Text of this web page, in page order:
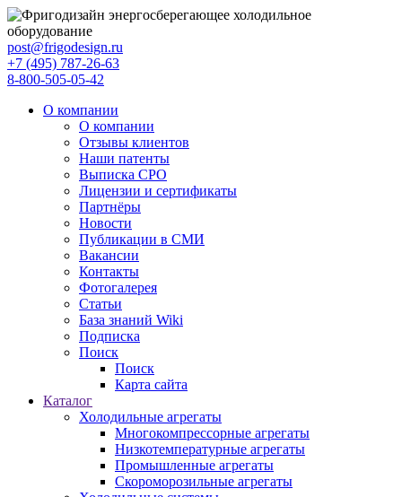
post@frigodesign.ru
+7 (495) 787-26-63
8-800-505-05-42
О компании
О компании
Отзывы клиентов
Наши патенты
Выписка СРО
Лицензии и сертификаты
Партнёры
Новости
Публикации в СМИ
Вакансии
Контакты
Фотогалерея
Статьи
База знаний Wiki
Подписка
Поиск
Поиск
Карта сайта
Каталог
Холодильные агрегаты
Многокомпрессорные агрегаты
Низкотемпературные агрегаты
Промышленные агрегаты
Скороморозильные агрегаты